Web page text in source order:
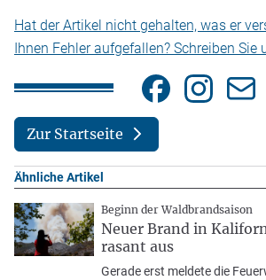
Hat der Artikel nicht gehalten, was er
Ihnen Fehler aufgefallen? Schreiben Sie
Zur Startseite
Ähnliche Artikel
Beginn der Waldbrandsaison
Neuer Brand in
rasant aus
Gerade erst meldete die